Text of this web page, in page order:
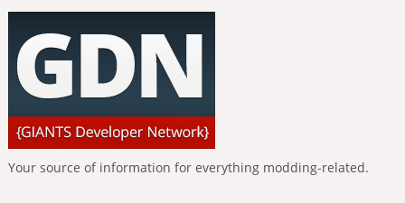
Your source of information for everything modding-related.